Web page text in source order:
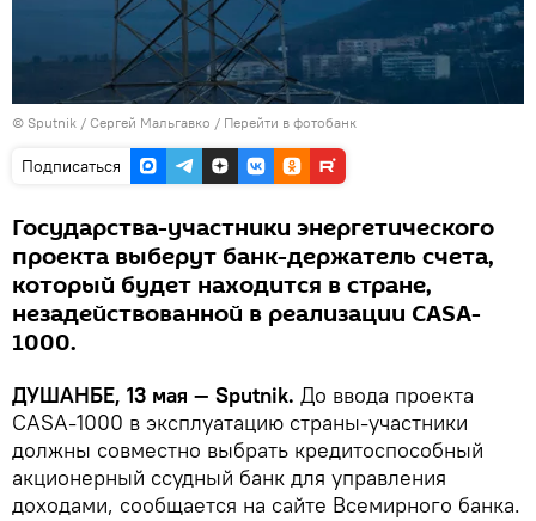
© Sputnik / Сергей Мальгавко / Перейти в фотобанк
Подписаться
Государства-участники энергетического
проекта выберут банк-держатель счета,
который будет находится в стране,
незадействованной в реализации CASA-
1000.
ДУШАНБЕ, 13 мая — Sputnik. До ввода проекта
CASA-1000 в эксплуатацию страны-участники
должны совместно выбрать кредитоспособный
акционерный ссудный банк для управления
доходами, сообщается на сайте Всемирного банка.